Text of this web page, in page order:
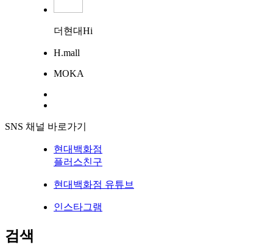
더현대Hi
H.mall
MOKA
SNS 채널 바로가기
현대백화점
플러스친구
현대백화점 유튜브
인스타그램
검색